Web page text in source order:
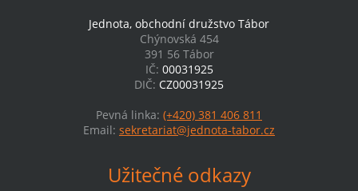
Jednota, obchodní družstvo Tábor
Chýnovská 454
391 56 Tábor
IČ: 00031925
DIČ: CZ00031925
Pevná linka: (+420) 381 406 811
Email: sekretariat@jednota-tabor.cz
Užitečné odkazy